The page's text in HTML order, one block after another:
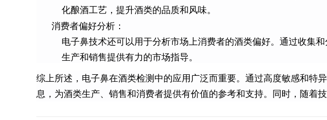
化酿酒工艺，提升酒类的品质和风味。
消费者偏好分析：
电子鼻技术还可以用于分析市场上消费者的酒类偏好。通过收集
生产和销售提供有力的市场指导。
综上所述，电子鼻在酒类检测中的应用广泛而重要。通过高度敏感和特
息，为酒类生产、销售和消费者提供有价值的参考和支持。同时，随着